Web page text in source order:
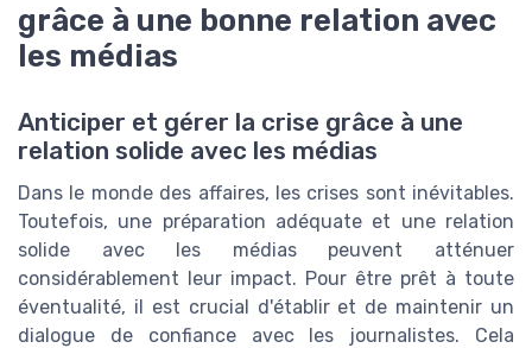
grâce à une bonne relation avec
les médias
Anticiper et gérer la crise grâce à une
relation solide avec les médias
Dans le monde des affaires, les crises sont inévitables.
Toutefois, une préparation adéquate et une relation
solide avec les médias peuvent atténuer
considérablement leur impact. Pour être prêt à toute
éventualité, il est crucial d'établir et de maintenir un
dialogue de confiance avec les journalistes. Cela